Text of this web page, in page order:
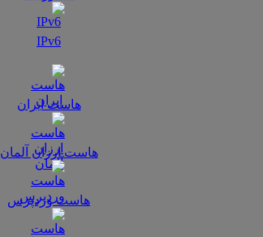
IPv6
هاست ایران
هاست ارزان آلمان
هاست وردپرس